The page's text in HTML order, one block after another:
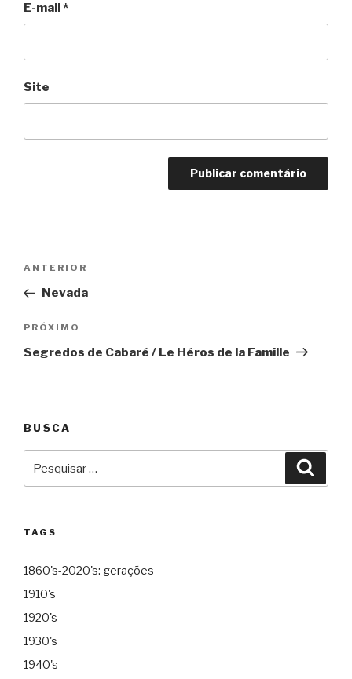
E-mail*
Site
Post
Anterior
ANTERIOR
Nevada
Próximo
PRÓXIMO
Segredos de Cabaré / Le Héros de la Famille
BUSCA
por:
TAGS
1860's-2020's: gerações
1910's
1920's
1930's
1940's